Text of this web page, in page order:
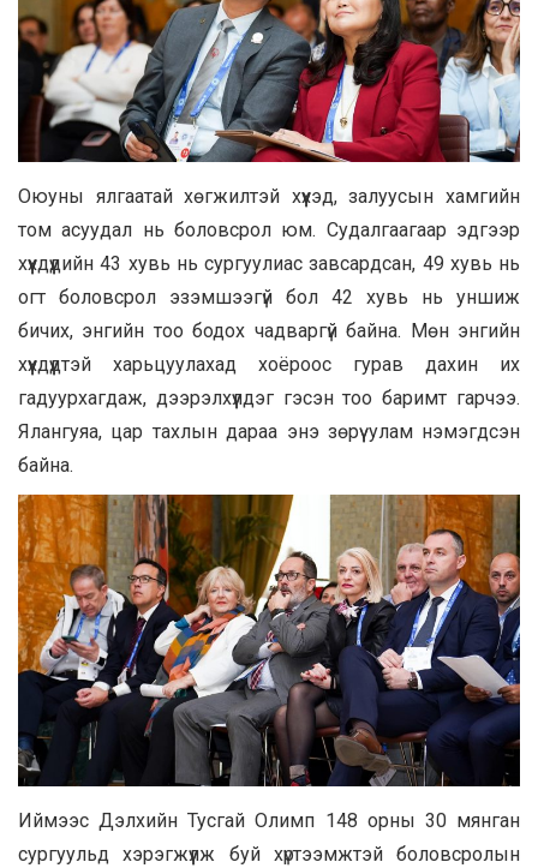
Оюуны ялгаатай хөгжилтэй хүүхэд, залуусын хамгийн
том асуудал нь боловсрол юм. Судалгаагаар эдгээр
хүүхдүүдийн 43 хувь нь сургуулиас завсардсан, 49 хувь нь
огт боловсрол эзэмшээгүй бол 42 хувь нь уншиж
бичих, энгийн тоо бодох чадваргүй байна. Мөн энгийн
хүүхдүүдтэй харьцуулахад хоёроос гурав дахин их
гадуурхагдаж, дээрэлхүүлдэг гэсэн тоо баримт гарчээ.
Ялангуяа, цар тахлын дараа энэ зөрүү улам нэмэгдсэн
байна.
Иймээс Дэлхийн Тусгай Олимп 148 орны 30 мянган
сургуульд хэрэгжүүлж буй хүртээмжтэй боловсролын